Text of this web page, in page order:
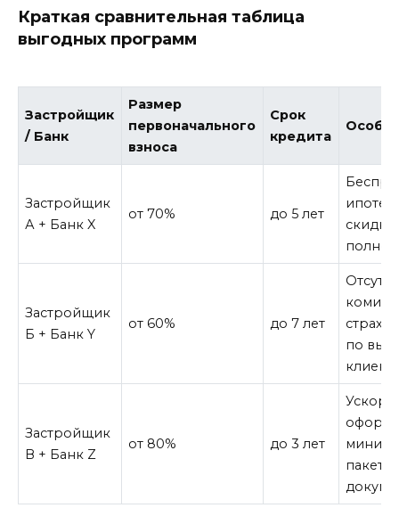
Краткая сравнительная таблица
выгодных программ
Застройщик
/ Банк
Размер
первоначального
взноса
Срок
кредита
Застройщик
А + Банк X
от 70% до 5 лет
Застройщик
Б + Банк Y
от 60% до 7 лет
по
Застройщик
В + Банк Z
от 80% до 3 лет
пакет